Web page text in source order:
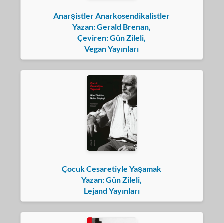
Anarşistler Anarkosendikalistler
Yazan: Gerald Brenan,
Çeviren: Gün Zileli,
Vegan Yayınları
Çocuk Cesaretiyle Yaşamak
Yazan: Gün Zileli,
Lejand Yayınları